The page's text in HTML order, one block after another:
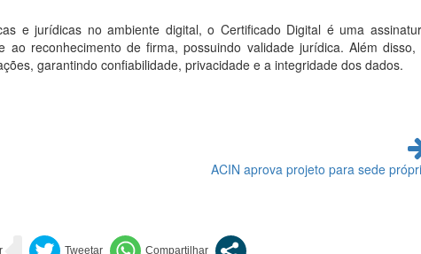
e jurídicas no ambiente digital, o Certificado Digital é uma
reconhecimento de firma, possuindo validade jurídica. Além disso,
garantindo confiabilidade, privacidade e a integridade dos dados.
ACIN aprova projeto para sede